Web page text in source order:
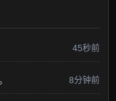
45秒前
8分钟前